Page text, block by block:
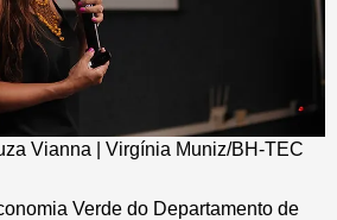
Vianna | Virgínia Muniz/BH-TEC
Verde do Departamento de